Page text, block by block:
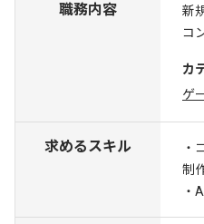
職務内容
新
コ
カ
ゲ
求めるスキル
・
制
・